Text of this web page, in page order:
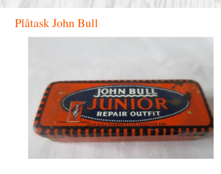
Plåtask John Bull